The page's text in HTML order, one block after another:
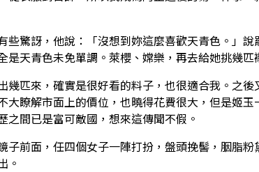
些驚訝，他說：「沒想到妳這麼喜歡天青色。」說
天青色未免單調。萊櫻、嫦樂，再去給她挑幾匹
幾匹來，確實是很好看的料子，也很適合我。之後
瞭解市面上的價位，也曉得花費很大，但是姬玉
間已是富可敵國，想來這傳聞不假。
子前面，任四個女子一陣打扮，盤頭挽髻，胭脂粉
。